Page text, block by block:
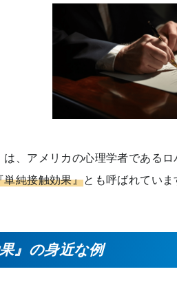
は、アメリカの心理学者である
単純接触効果』とも呼ばれていま
』の身近な例